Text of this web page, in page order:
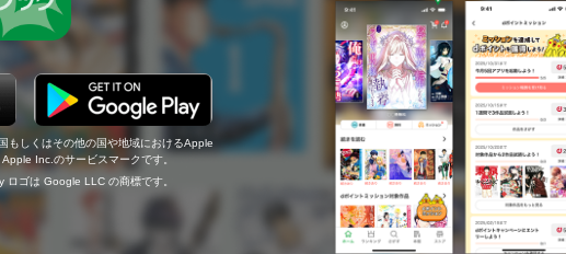
もしくはその他の国や地域におけるApple
Inc.のサービスマークです。
ゴは Google LLC の商標です。